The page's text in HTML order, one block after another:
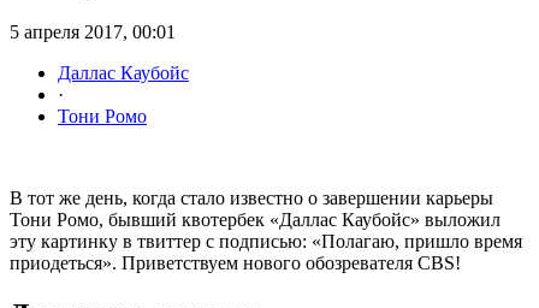
5 апреля 2017, 00:01
Даллас Каубойс
·
Тони Ромо
В тот же день, когда стало известно о завершении карьеры
Тони Ромо, бывший квотербек «Даллас Каубойс» выложил
эту картинку в твиттер с подписью: «Полагаю, пришло время
приодеться». Приветствуем нового обозревателя CBS!